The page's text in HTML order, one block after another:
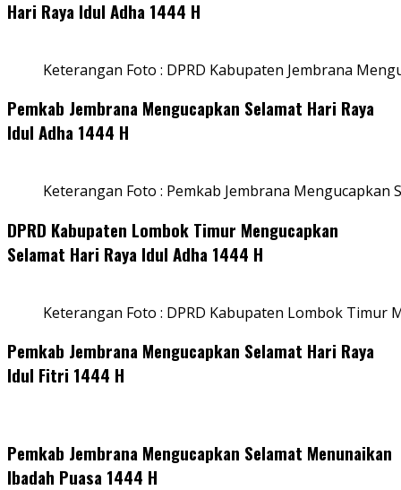
Hari Raya Idul Adha 1444 H
Keterangan Foto : DPRD Kabupaten Jembrana
Pemkab Jembrana Mengucapkan Selamat Hari Raya
Idul Adha 1444 H
Keterangan Foto : Pemkab Jembrana Mengucapkan
DPRD Kabupaten Lombok Timur Mengucapkan
Selamat Hari Raya Idul Adha 1444 H
Keterangan Foto : DPRD Kabupaten Lombok Timur
Pemkab Jembrana Mengucapkan Selamat Hari Raya
Idul Fitri 1444 H
Pemkab Jembrana Mengucapkan Selamat Menunaikan
Ibadah Puasa 1444 H